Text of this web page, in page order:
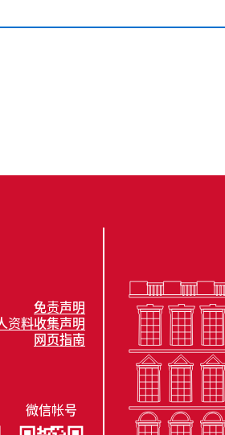
免责声明
资料收集声明
网页指南
微信帐号